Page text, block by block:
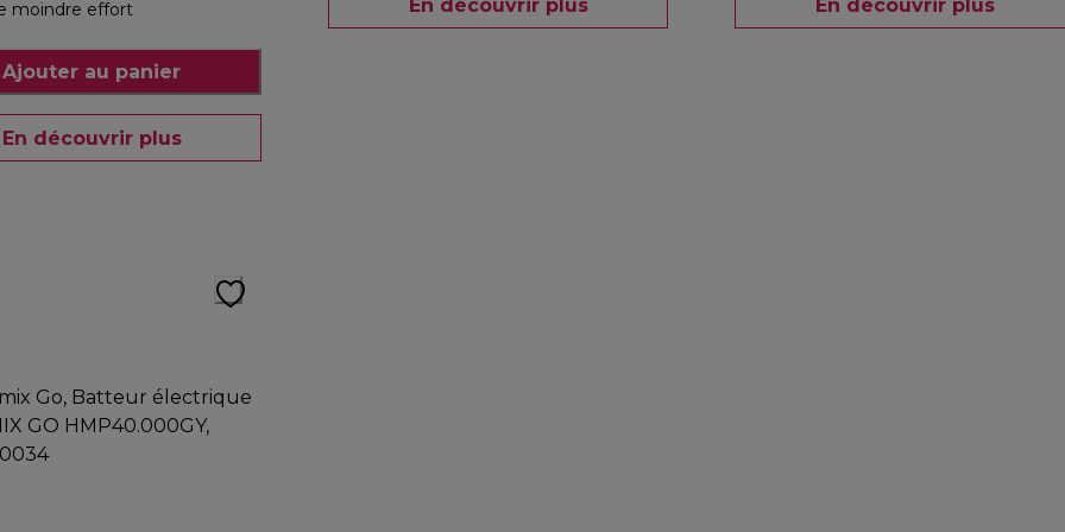
moindre effort
Ajouter au panier
En découvrir plus
En découvrir plus En découvrir plus